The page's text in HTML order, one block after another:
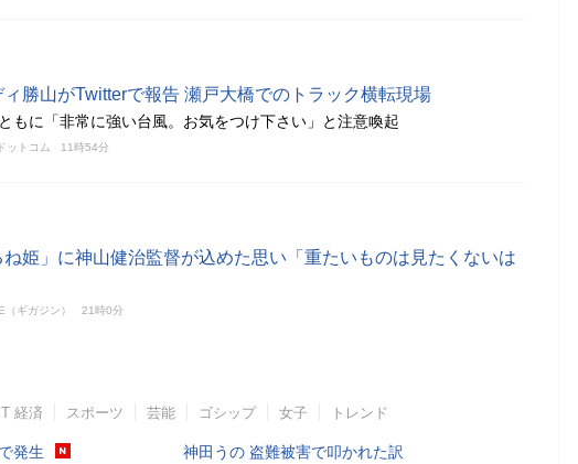
ィ勝山がTwitterで報告 瀬戸大橋でのトラック横転現場
もに「非常に強い台風。お気をつけ下さい」と注意喚起
ットコム 11時54分
ね姫」に神山健治監督が込めた思い「重たいものは見たくないは
ギガジン） 21時0分
IT 経済 スポーツ 芸能 ゴシップ 女子 トレンド
発生
神田うの 盗難被害で叩かれた訳